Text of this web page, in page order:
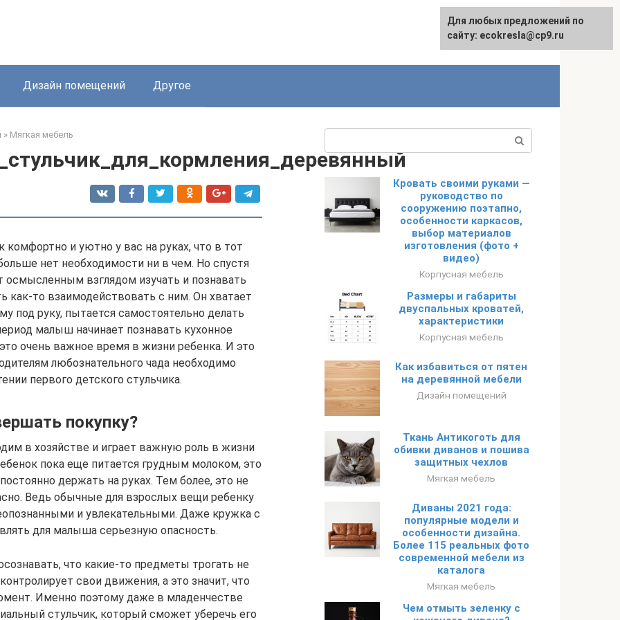
Дизайн помещений Другое
» Мягкая мебель
комфортно и уютно у вас на руках, что в тот
нет необходимости ни в чем. Но спустя
осмысленным взглядом изучать и познавать
как-то взаимодействовать с ним. Он хватает
под руку, пытается самостоятельно делать
малыш начинает познавать кухонное
очень важное время в жизни ребенка. И это
любознательного чада необходимо
первого детского стульчика.
покупку?
в хозяйстве и играет важную роль в жизни
пока еще питается грудным молоком, это
держать на руках. Тем более, это не
Ведь обычные для взрослых вещи ребенку
и увлекательными. Даже кружка с
для малыша серьезную опасность.
что какие-то предметы трогать не
свои движения, а это значит, что
Именно поэтому даже в младенчестве
стульчик, который сможет уберечь его
Кровать своими руками —
руководство по
сооружению поэтапно,
особенности каркасов,
выбор материалов
изготовления (фото +
видео)
Корпусная мебель
Размеры и габариты
двуспальных кроватей,
характеристики
Корпусная мебель
Как избавиться от пятен
на деревянной мебели
Дизайн помещений
Ткань Антикоготь для
обивки диванов и пошива
защитных чехлов
Мягкая мебель
Диваны 2021 года:
популярные модели и
особенности дизайна.
Более 115 реальных фото
современной мебели из
каталога
Мягкая мебель
Чем отмыть зеленку с
Для любых предложений по
сайту: ecokresla@cp9.ru